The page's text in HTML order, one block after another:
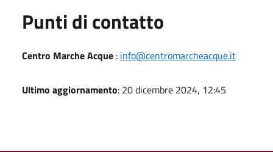
Punti di contatto
Centro Marche Acque : info@centromarcheacque.it
Ultimo aggiornamento: 20 dicembre 2024, 12:45